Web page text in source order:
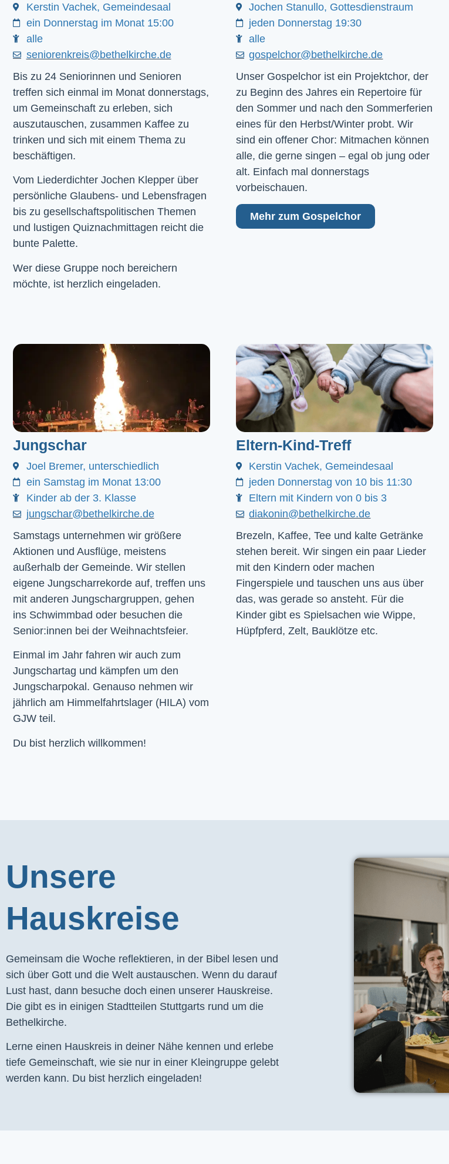
Kerstin Vachek, Gemeindesaal
ein Donnerstag im Monat 15:00
alle
seniorenkreis@bethelkirche.de
Bis zu 24 Seniorinnen und Senioren
treffen sich einmal im Monat donnerstags,
um Gemeinschaft zu erleben, sich
auszutauschen, zusammen Kaffee zu
trinken und sich mit einem Thema zu
beschäftigen.
Vom Liederdichter Jochen Klepper über
persönliche Glaubens- und Lebensfragen
bis zu gesellschaftspolitischen Themen
und lustigen Quiznachmittagen reicht die
bunte Palette.
Wer diese Gruppe noch bereichern
möchte, ist herzlich eingeladen.
Jochen Stanullo, Gottesdienstraum
jeden Donnerstag 19:30
alle
gospelchor@bethelkirche.de
Unser Gospelchor ist ein Projektchor, der
zu Beginn des Jahres ein Repertoire für
den Sommer und nach den Sommerferien
eines für den Herbst/Winter probt. Wir
sind ein offener Chor: Mitmachen können
alle, die gerne singen – egal ob jung oder
alt. Einfach mal donnerstags
vorbeischauen.
Mehr zum Gospelchor
Jungschar
Joel Bremer, unterschiedlich
ein Samstag im Monat 13:00
Kinder ab der 3. Klasse
jungschar@bethelkirche.de
Samstags unternehmen wir größere
Aktionen und Ausflüge, meistens
außerhalb der Gemeinde. Wir stellen
eigene Jungscharrekorde auf, treffen uns
mit anderen Jungschargruppen, gehen
ins Schwimmbad oder besuchen die
Senior:innen bei der Weihnachtsfeier.
Einmal im Jahr fahren wir auch zum
Jungschartag und kämpfen um den
Jungscharpokal. Genauso nehmen wir
jährlich am Himmelfahrtslager (HILA) vom
GJW teil.
Du bist herzlich willkommen!
Eltern-Kind-Treff
Kerstin Vachek, Gemeindesaal
jeden Donnerstag von 10 bis 11:30
Eltern mit Kindern von 0 bis 3
diakonin@bethelkirche.de
Brezeln, Kaffee, Tee und kalte Getränke
stehen bereit. Wir singen ein paar Lieder
mit den Kindern oder machen
Fingerspiele und tauschen uns aus über
das, was gerade so ansteht. Für die
Kinder gibt es Spielsachen wie Wippe,
Hüpfpferd, Zelt, Bauklötze etc.
Unsere
Hauskreise
Gemeinsam die Woche reflektieren, in der Bibel lesen und
sich über Gott und die Welt austauschen. Wenn du darauf
Lust hast, dann besuche doch einen unserer Hauskreise.
Die gibt es in einigen Stadtteilen Stuttgarts rund um die
Bethelkirche.
Lerne einen Hauskreis in deiner Nähe kennen und erlebe
tiefe Gemeinschaft, wie sie nur in einer Kleingruppe gelebt
werden kann. Du bist herzlich eingeladen!